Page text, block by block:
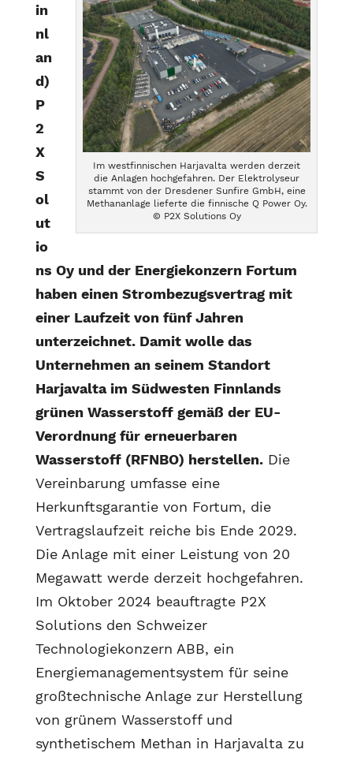
Im westfinnischen Harjavalta werden derzeit
die Anlagen hochgefahren. Der Elektrolyseur
stammt von der Dresdener Sunfire GmbH, eine
Methananlage lieferte die finnische Q Power Oy.
© P2X Solutions Oy
in
nl
an
d)
P
2
X
S
ol
ut
io
ns Oy und der Energiekonzern Fortum
haben einen Strombezugsvertrag mit
einer Laufzeit von fünf Jahren
unterzeichnet. Damit wolle das
Unternehmen an seinem Standort
Harjavalta im Südwesten Finnlands
grünen Wasserstoff gemäß der EU-
Verordnung für erneuerbaren
Wasserstoff (RFNBO) herstellen.Die
Vereinbarung umfasse eine
Herkunftsgarantie von Fortum, die
Vertragslaufzeit reiche bis Ende 2029.
Die Anlage mit einer Leistung von 20
Megawatt werde derzeit hochgefahren.
Im Oktober 2024 beauftragte P2X
Solutions den Schweizer
Technologiekonzern ABB, ein
Energiemanagementsystem für seine
großtechnische Anlage zur Herstellung
von grünem Wasserstoff und
synthetischem Methan in Harjavalta zu